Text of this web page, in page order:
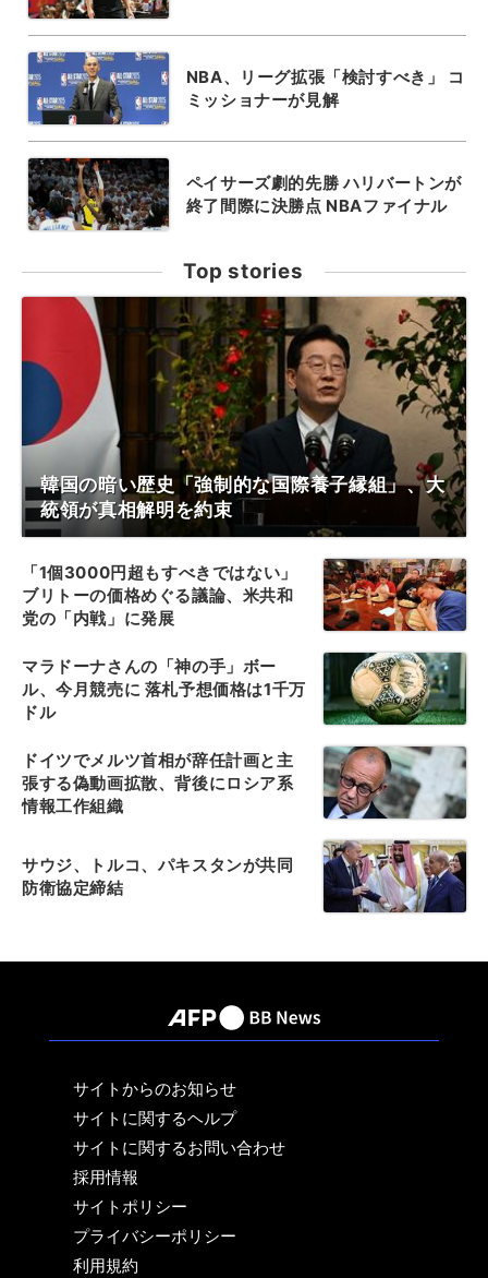
NBA、リーグ拡張「検討すべき」 コ
ミッショナーが見解
ペイサーズ劇的先勝 ハリバートンが
終了間際に決勝点 NBAファイナル
Top stories
韓国の暗い歴史「強制的な国際養子縁組」、大
統領が真相解明を約束
「1個3000円超もすべきではない」
ブリトーの価格めぐる議論、米共和
党の「内戦」に発展
マラドーナさんの「神の手」ボー
ル、今月競売に 落札予想価格は1千万
ドル
ドイツでメルツ首相が辞任計画と主
張する偽動画拡散、背後にロシア系
情報工作組織
サウジ、トルコ、パキスタンが共同
防衛協定締結
サイトからのお知らせ
サイトに関するヘルプ
サイトに関するお問い合わせ
採用情報
サイトポリシー
プライバシーポリシー
利用規約